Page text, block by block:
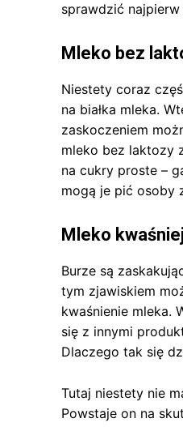
sprawdzić
Mleko bez
Niestety coraz
na białka mleka.
zaskoczeniem
mleko bez laktozy
na cukry proste –
mogą je pić osoby
Mleko
Burze są
tym zjawiskiem
kwaśnienie mleka.
się z innymi
Dlaczego tak się
Tutaj niestety nie
Powstaje on na